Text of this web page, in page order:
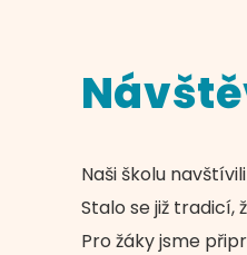
Naši školu
Stalo se již tradicí,
Pro žáky jsme